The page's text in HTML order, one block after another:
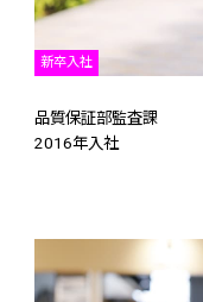
新卒入社
品質保証部監査課
2016年入社